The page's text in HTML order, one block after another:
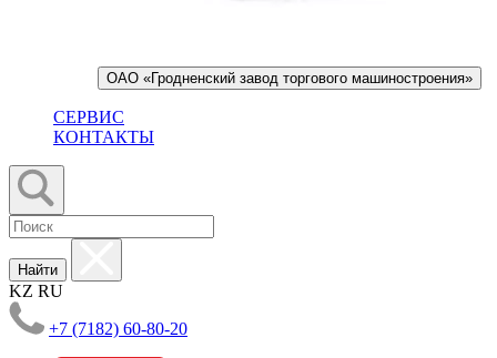
ОАО «Гродненский завод торгового машиностроения»
СЕРВИС
КОНТАКТЫ
Найти
KZ RU
+7 (7182) 60-80-20